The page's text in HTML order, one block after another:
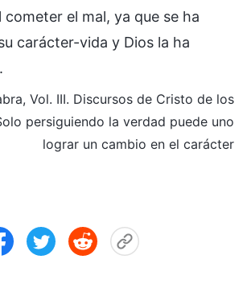
el mal, ya que se ha
carácter-vida y Dios la ha
Vol. III. Discursos de Cristo de los
persiguiendo la verdad puede uno
lograr un cambio en el carácter